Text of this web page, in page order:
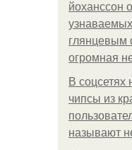
йоханссон
узнаваемых
глянцевым
огромная
В соцсетях
чипсы из
называют